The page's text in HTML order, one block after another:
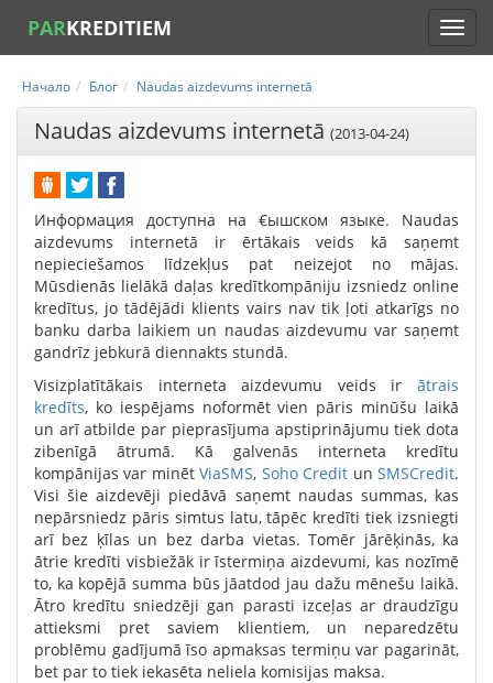
PARKREDITIEM
Начало Блог Naudas aizdevums internetā
Naudas aizdevums internetā (2013-04-24)
Информация доступна на €ышском языке. Naudas
aizdevums internetā ir ērtākais veids kā saņemt
nepieciešamos līdzekļus pat neizejot no mājas.
Mūsdienās lielākā daļas kredītkompāniju izsniedz online
kredītus, jo tādējādi klients vairs nav tik ļoti atkarīgs no
banku darba laikiem un naudas aizdevumu var saņemt
gandrīz jebkurā diennakts stundā.
Visizplatītākais interneta aizdevumu veids ir ātrais
kredīts, ko iespējams noformēt vien pāris minūšu laikā
un arī atbilde par pieprasījuma apstiprinājumu tiek dota
zibenīgā ātrumā. Kā galvenās interneta kredītu
kompānijas var minētViaSMS, Soho Credit unSMSCredit.
Visi šie aizdevēji piedāvā saņemt naudas summas, kas
nepārsniedz pāris simtus latu, tāpēc kredīti tiek izsniegti
arī bez ķīlas un bez darba vietas. Tomēr jārēķinās, ka
ātrie kredīti visbiežāk ir īstermiņa aizdevumi, kas nozīmē
to, ka kopējā summa būs jāatdod jau dažu mēnešu laikā.
Ātro kredītu sniedzēji gan parasti izceļas ar draudzīgu
attieksmi pret saviem klientiem, un neparedzētu
problēmu gadījumā īso apmaksas termiņu var pagarināt,
bet par to tiek iekasēta neliela komisijas maksa.